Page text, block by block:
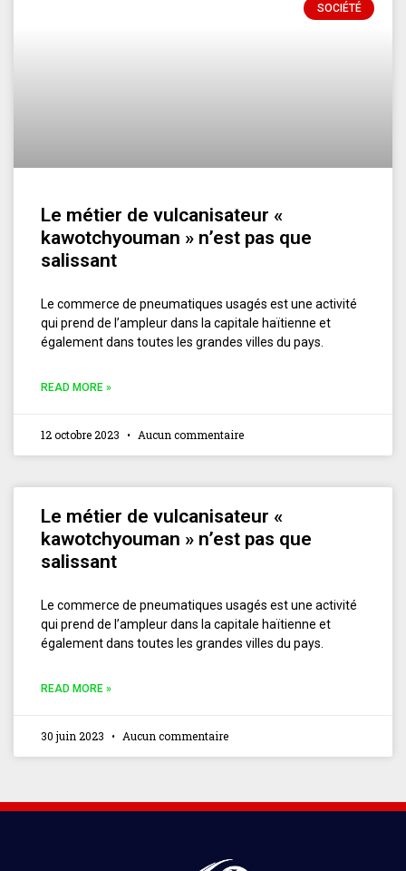
SOCIÉTÉ
Le métier de vulcanisateur «
kawotchyouman » n’est pas que
salissant
Le commerce de pneumatiques usagés est une activité
qui prend de l’ampleur dans la capitale haïtienne et
également dans toutes les grandes villes du pays.
READ MORE »
12 octobre 2023 Aucun commentaire
Le métier de vulcanisateur «
kawotchyouman » n’est pas que
salissant
Le commerce de pneumatiques usagés est une activité
qui prend de l’ampleur dans la capitale haïtienne et
également dans toutes les grandes villes du pays.
READ MORE »
30 juin 2023 Aucun commentaire